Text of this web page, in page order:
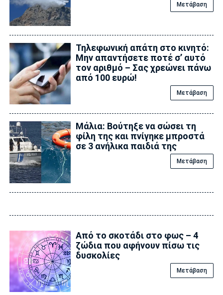
Μετάβαση
Τηλεφωνική απάτη στο κινητό:
Μην απαντήσετε ποτέ σ’ αυτό
τον αριθμό – Σας χρεώνει πάνω
από 100 ευρώ!
Μετάβαση
Μάλια: Βούτηξε να σώσει τη
φίλη της και πνίγηκε μπροστά
σε 3 ανήλικα παιδιά της
Μετάβαση
Από το σκοτάδι στο φως – 4
ζώδια που αφήνουν πίσω τις
δυσκολίες
Μετάβαση